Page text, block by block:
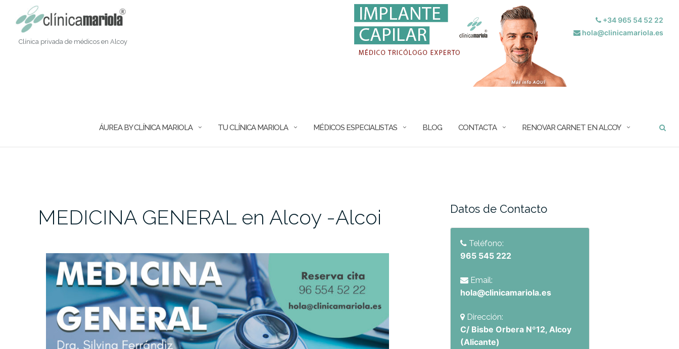
contenido
Clínica privada de médicos en Alcoy
+34 965 54 52 22
hola@clinicamariola.es
ÁUREA BY CLÍNICA MARIOLA TU CLÍNICA MARIOLA MÉDICOS ESPECIALISTAS BLOG CONTACTA RENOVAR CARNET EN ALCOY
MEDICINA GENERAL en Alcoy -Alcoi Datos de Contacto
Teléfono:
965 545 222
Email:
hola@clinicamariola.es
Dirección:
C/ Bisbe Orbera Nº12, Alcoy
(Alicante)